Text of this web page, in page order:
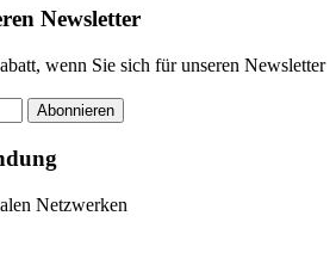
Newsletter
wenn Sie sich für unseren Newsletter
Abonnieren
Netzwerken